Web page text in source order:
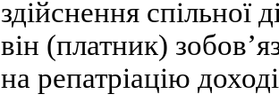
здійснення спільної
він (платник)
на репатріацію